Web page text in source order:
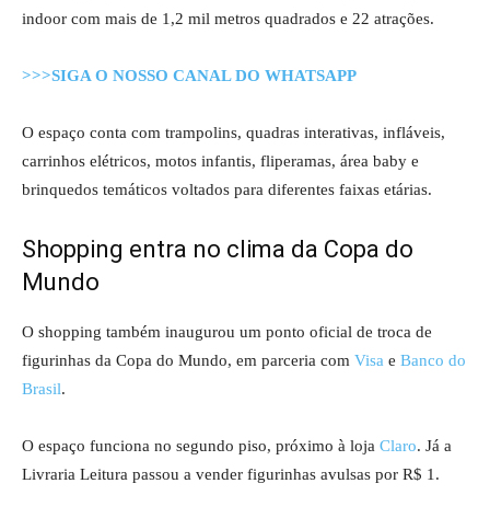
indoor com mais de 1,2 mil metros quadrados e 22 atrações.
>>>SIGA O NOSSO CANAL DO WHATSAPP
O espaço conta com trampolins, quadras interativas, infláveis,
carrinhos elétricos, motos infantis, fliperamas, área baby e
brinquedos temáticos voltados para diferentes faixas etárias.
Shopping entra no clima da Copa do
Mundo
O shopping também inaugurou um ponto oficial de troca de
figurinhas da Copa do Mundo, em parceria com Visa e Banco do
Brasil.
O espaço funciona no segundo piso, próximo à loja Claro. Já a
Livraria Leitura passou a vender figurinhas avulsas por R$ 1.